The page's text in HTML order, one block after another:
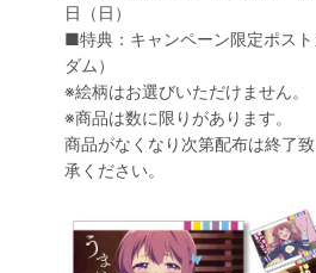
日（日）
■特典：キャンペーン限定ポス
ダム）
※絵柄はお選びいただけません。
※商品は数に限りがあります。
商品がなくなり次第配布は終了
承ください。